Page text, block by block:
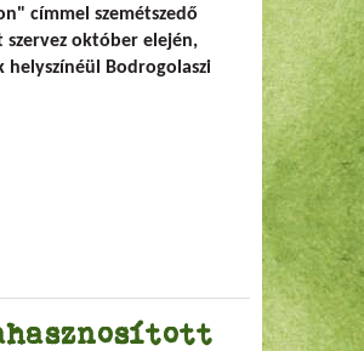
címmel szemétszedő
szervez október elején,
helyszínéül Bodrogolaszi